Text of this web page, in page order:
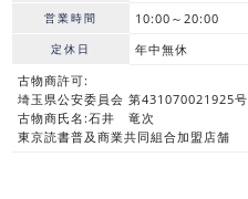
営業時間 10:00～20:00
定休日
年中無休
古物商許可:
埼玉県公安委員会 第431070021925号
古物商氏名:石井 竜次
東京読書普及商業共同組合加盟店舗